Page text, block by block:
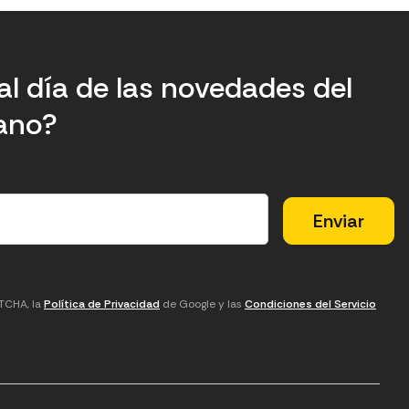
día de las novedades del
laPolítica de Privacidad de Google y las Condiciones del Servicio